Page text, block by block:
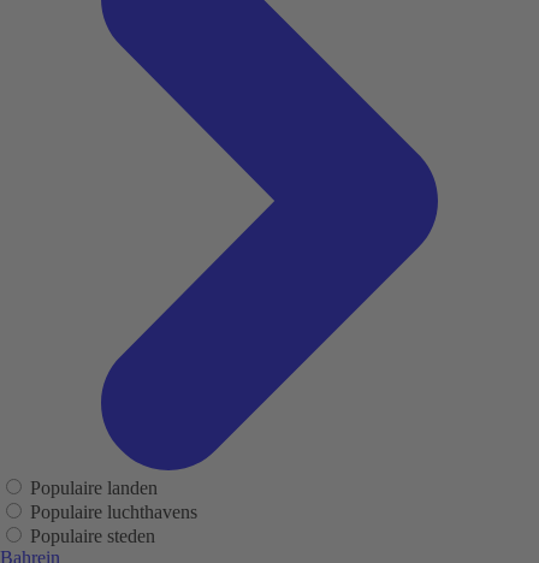
Populaire landen
Populaire luchthavens
Populaire steden
Bahrein